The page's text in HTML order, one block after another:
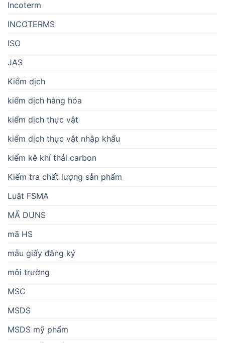
Incoterm
INCOTERMS
ISO
JAS
Kiểm dịch
kiểm dịch hàng hóa
kiểm dịch thực vật
kiểm dịch thực vật nhập khẩu
kiểm kê khí thải carbon
Kiểm tra chất lượng sản phẩm
Luật FSMA
MÃ DUNS
mã HS
mẫu giấy đăng ký
môi trường
MSC
MSDS
MSDS mỹ phẩm